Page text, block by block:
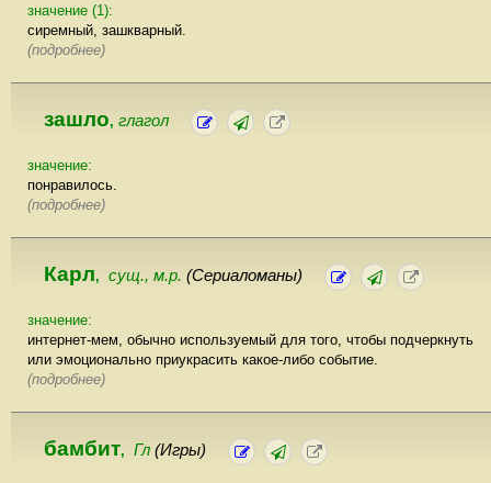
значение (1):
сиремный, зашкварный.
(подробнее)
зашло, глагол
значение:
понравилось.
(подробнее)
Карл, сущ., м.р. (Сериаломаны)
значение:
интернет-мем, обычно используемый для того, чтобы подчеркнуть
или эмоционально приукрасить какое-либо событие.
(подробнее)
бамбит, Гл (Игры)